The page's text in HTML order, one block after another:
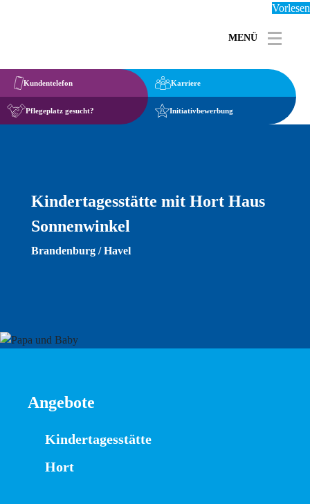
Vorlesen
MENÜ Toggle
Kundentelefon
Pflegeplatz gesucht?
Karriere
Initiativbewerbung
Kindertagesstätte mit Hort Haus
Sonnenwinkel
Brandenburg / Havel
Angebote
Kindertagesstätte
Hort